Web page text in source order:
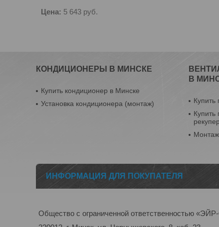
Цена: 5 643 руб.
КОНДИЦИОНЕРЫ В МИНСКЕ
Купить кондиционер в Минске
Установка кондиционера (монтаж)
В
Купить
Купить
ИНФОРМАЦИЯ ДЛЯ ПОКУПАТЕЛЯ
Общество с ограниченной ответственностью